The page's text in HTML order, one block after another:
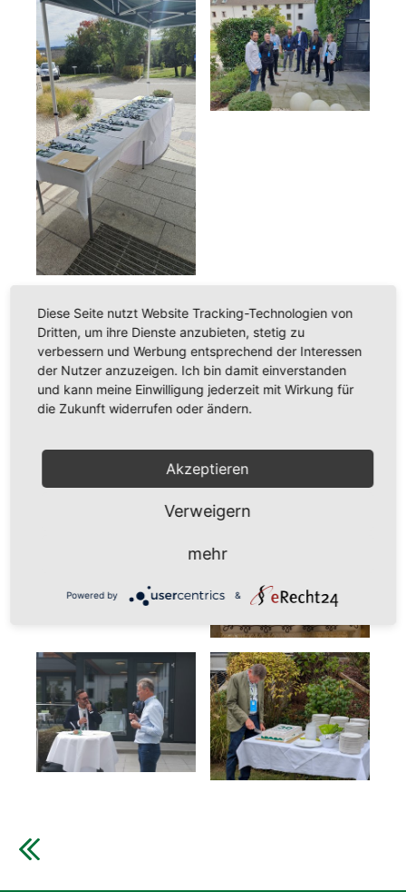
Diese Seite nutzt Website Tracking-Technologien von
Dritten, um ihre Dienste anzubieten, stetig zu
verbessern und Werbung entsprechend der Interessen
der Nutzer anzuzeigen. Ich bin damit einverstanden
und kann meine Einwilligung jederzeit mit Wirkung für
die Zukunft widerrufen oder ändern.
Verweigern
mehr
Powered by &